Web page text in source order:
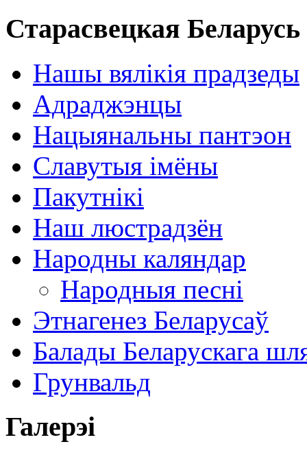
Старасвецкая Беларусь
Нашы вялікія прадзеды
Адраджэнцы
Нацыянальны пантэон
Славутыя імёны
Пакутнікі
Наш люстрадзён
Народны каляндар
Народныя песні
Этнагенез Беларусаў
Балады Беларускага
Грунвальд
Галерэі